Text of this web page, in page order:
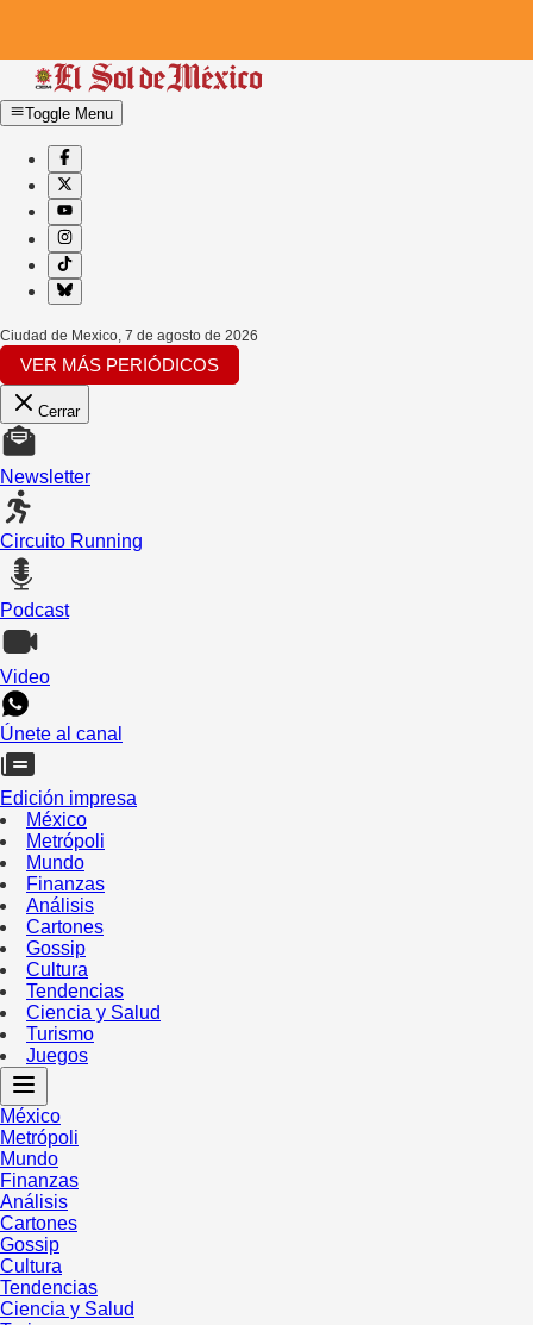
Toggle Menu
Ciudad de Mexico, 7 de agosto de 2026
VER MÁS PERIÓDICOS
Cerrar
Newsletter
Circuito Running
Podcast
Video
Únete al canal
Edición impresa
México
Metrópoli
Mundo
Finanzas
Análisis
Cartones
Gossip
Cultura
Tendencias
Ciencia y Salud
Turismo
Juegos
México
Metrópoli
Mundo
Finanzas
Análisis
Cartones
Gossip
Cultura
Tendencias
Ciencia y Salud